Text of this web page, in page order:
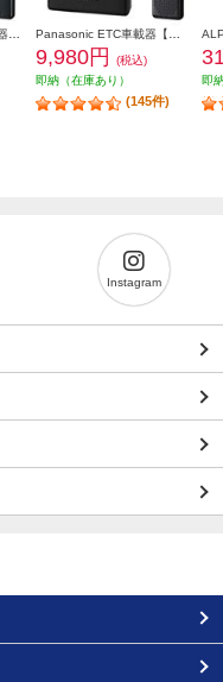
9,980円
(税込)
即納（在庫あり）
(145件)
即
Instagram